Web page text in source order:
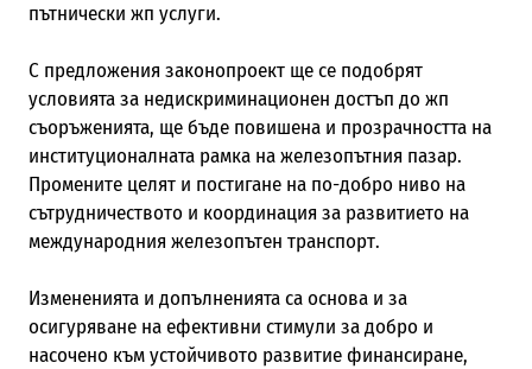
пътнически жп услуги.
С предложения законопроект ще се подобрят
условията за недискриминационен достъп до жп
съоръженията, ще бъде повишена и прозрачността на
институционалната рамка на железопътния пазар.
Промените целят и постигане на по-добро ниво на
сътрудничеството и координация за развитието на
международния железопътен транспорт.
Измененията и допълненията са основа и за
осигуряване на ефективни стимули за добро и
насочено към устойчивото развитие финансиране,